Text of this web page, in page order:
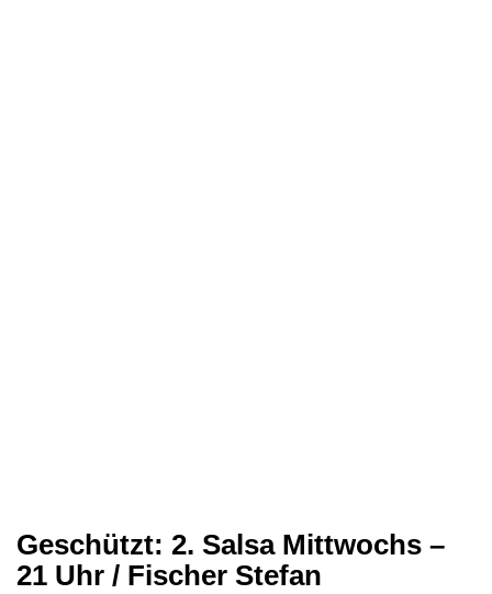
Geschützt: 2. Salsa Mittwochs –
21 Uhr / Fischer Stefan